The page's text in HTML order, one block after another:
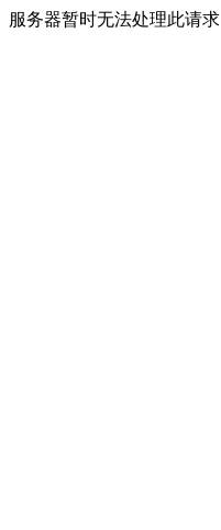
服务器暂时无法处理此请求